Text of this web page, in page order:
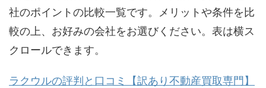
社のポイントの比較一覧です。メリットや条件を比
較の上、お好みの会社をお選びください。表は横ス
クロールできます。
ラクウルの評判と口コミ【訳あり不動産買取専門】